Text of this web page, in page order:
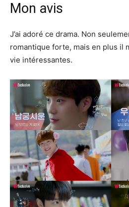
Mon avis
J’ai adoré ce drama. Non
romantique forte, mais en plus il
vie intéressantes.